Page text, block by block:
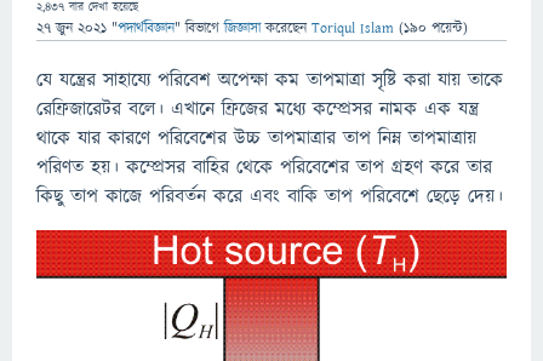
2,437 বার দেখা হয়েছে
27 জুন 2021 "পদার্থবিজ্ঞান" বিভাগে জিজ্ঞাসাকরেছেনToriqul Islam (190 পয়েন্ট)
যে যন্ত্রের সাহায্যে পরিবেশ অপেক্ষা কম তাপমাত্রা সৃষ্টি করা যায় তাকে
রেফ্রিজারেটর বলে। এখানে ফ্রিজের মধ্যে কম্প্রেসর নামক এক যন্ত্র
থাকে যার কারণে পরিবেশের উচ্চ তাপমাত্রার তাপ নিম্ন তাপমাত্রায়
পরিণত হয়। কম্প্রেসর বাহির থেকে পরিবেশের তাপ গ্রহণ করে তার
কিছু তাপ কাজে পরিবর্তন করে এবং বাকি তাপ পরিবেশে ছেড়ে দেয়।